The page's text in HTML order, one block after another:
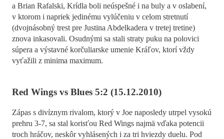
a Brian Rafalski, Krídla boli neúspešné i na buly a v oslabení,
v ktorom i napriek jedinému vylúčeniu v celom stretnutí
(dvojnásobný trest pre Justina Abdelkadera v tretej tretine)
znova inkasovali. Osudnými sa stali straty puku na polovici
súpera a výstavné korčuliarske umenie Kráľov, ktorí vždy
vyťažili z minima maximum.
Red Wings vs Blues 5:2 (15.12.2010)
Zápas s divíznym rivalom, ktorý v Joe naposledy utrpel vysokú
prehru 3-7, sa stal korisťou Red Wings najmä vďaka potencii
troch hráčov, neskôr vyhlásených i za tri hviezdy duelu. Pod